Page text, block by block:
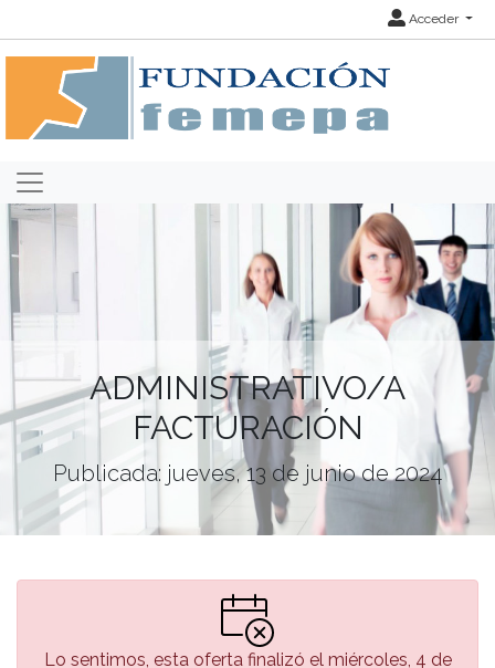
Acceder
ADMINISTRATIVO/A
FACTURACIÓN
Publicada: jueves, 13 de junio de 2024
Lo sentimos, esta oferta finalizó el miércoles, 4 de